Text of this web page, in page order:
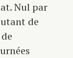
Nul par
de